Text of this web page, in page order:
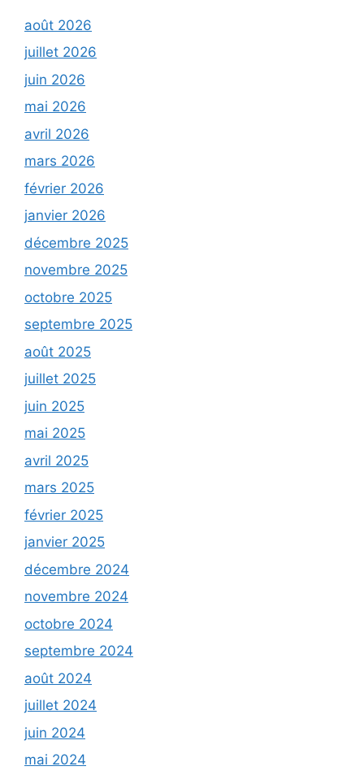
août 2026
juillet 2026
juin 2026
mai 2026
avril 2026
mars 2026
février 2026
janvier 2026
décembre 2025
novembre 2025
octobre 2025
septembre 2025
août 2025
juillet 2025
juin 2025
mai 2025
avril 2025
mars 2025
février 2025
janvier 2025
décembre 2024
novembre 2024
octobre 2024
septembre 2024
août 2024
juillet 2024
juin 2024
mai 2024